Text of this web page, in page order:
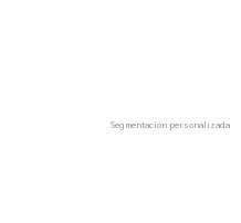
Segmentación personalizada